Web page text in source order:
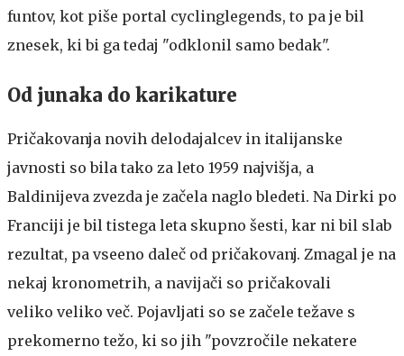
funtov, kot piše portal cyclinglegends, to pa je bil
znesek, ki bi ga tedaj "odklonil samo bedak".
Od junaka do karikature
Pričakovanja novih delodajalcev in italijanske
javnosti so bila tako za leto 1959 najvišja, a
Baldinijeva zvezda je začela naglo bledeti. Na Dirki po
Franciji je bil tistega leta skupno šesti, kar ni bil slab
rezultat, pa vseeno daleč od pričakovanj. Zmagal je na
nekaj kronometrih, a navijači so pričakovali
veliko veliko več. Pojavljati so se začele težave s
prekomerno težo, ki so jih "povzročile nekatere